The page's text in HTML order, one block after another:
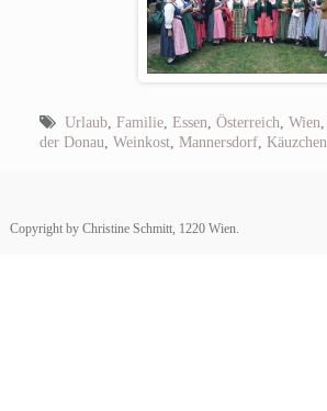
Urlaub, Familie, Essen Österreich Wien
der Donau Weinkost, Mannersdorf, Käuzchen
Copyright by Christine Schmitt, 1220 Wien.